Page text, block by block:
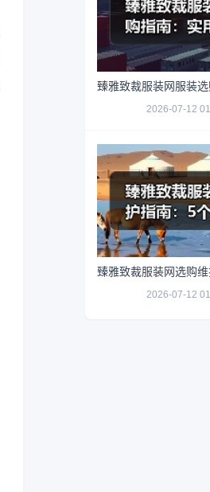
臻雅致裁服装网服装
2026-07-12
臻雅致裁服装网选购
2026-07-12